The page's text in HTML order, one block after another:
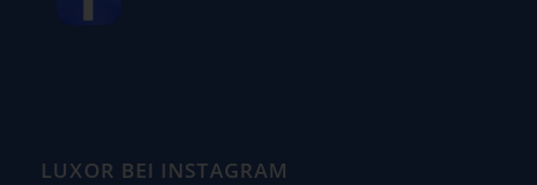
LUXOR BEI INSTAGRAM